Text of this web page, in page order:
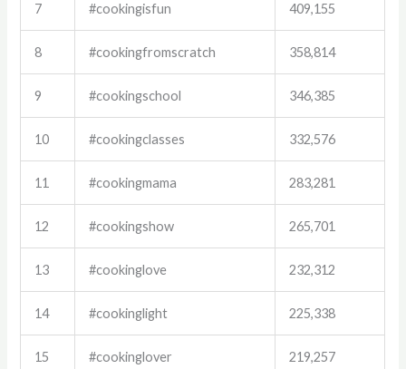
7 #cookingisfun 409,155
8 #cookingfromscratch 358,814
9 #cookingschool 346,385
10 #cookingclasses 332,576
11 #cookingmama 283,281
12 #cookingshow 265,701
13 #cookinglove 232,312
14 #cookinglight 225,338
15 #cookinglover 219,257